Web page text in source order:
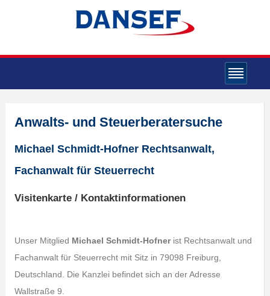
Anwalts- und Steuerberatersuche
Michael Schmidt-Hofner Rechtsanwalt,
Fachanwalt für Steuerrecht
Visitenkarte / Kontaktinformationen
Unser Mitglied Michael Schmidt-Hofnerist Rechtsanwalt und
Fachanwalt für Steuerrecht mit Sitz in 79098 Freiburg,
Deutschland. Die Kanzlei befindet sich an der Adresse
Wallstraße 9.